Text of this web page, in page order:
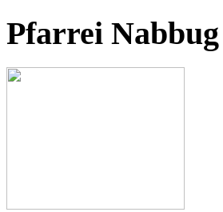
Pfarrei Nabbug